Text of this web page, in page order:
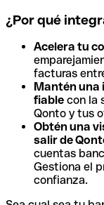
¿Por qué
Acelera tu
facturas
Mantén
fiable con la
Qonto y tus
Obtén una
salir de
cuentas
Gestiona el
confianza.